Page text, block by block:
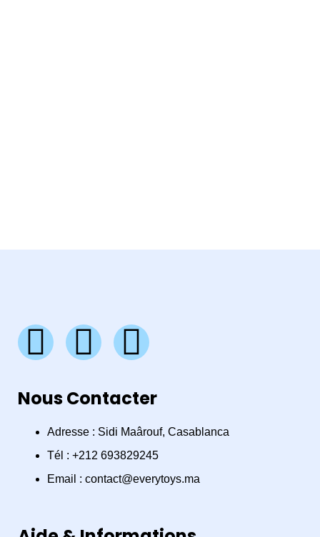
F
a
c
e
b
o
I
n
s
t
a
g
W
h
a
t
s
a
Nous Contacter
Adresse : Sidi Maârouf, Casablanca
Tél : +212 693829245
Email : contact@everytoys.ma